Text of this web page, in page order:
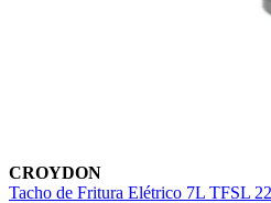
CROYDON
Tacho de Fritura Elétrico 7L TFSL